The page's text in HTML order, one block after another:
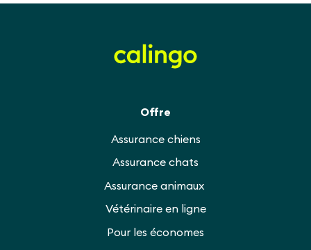
Offre
Assurance chiens
Assurance chats
Assurance animaux
Vétérinaire en ligne
Pour les économes